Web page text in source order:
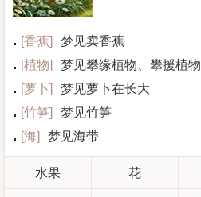
[香蕉]
梦见卖香蕉
[植物]
梦见攀缘植物、攀援植物
[萝卜]
梦见萝卜在长大
[竹笋]
梦见竹笋
[海] 梦见海带
水果 花